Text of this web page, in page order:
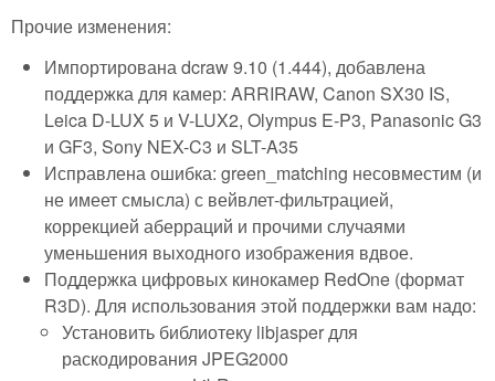
Прочие изменения:
Импортирована dcraw 9.10 (1.444), добавлена
поддержка для камер: ARRIRAW, Canon SX30 IS,
Leica D-LUX 5 и V-LUX2, Olympus E-P3, Panasonic G3
и GF3, Sony NEX-C3 и SLT-A35
Исправлена ошибка: green_matching несовместим (и
не имеет смысла) с вейвлет-фильтрацией,
коррекцией аберраций и прочими случаями
уменьшения выходного изображения вдвое.
Поддержка цифровых кинокамер RedOne (формат
R3D). Для использования этой поддержки вам надо:
Установить библиотеку libjasper для
раскодирования JPEG2000